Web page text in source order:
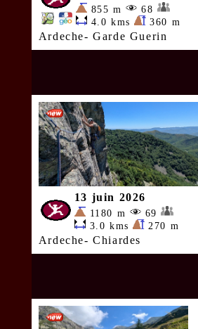
855 m
68
4.0 kms
360 m
Ardeche- Garde Guerin
13 juin 2026
1180 m
69
3.0 kms
270 m
Ardeche- Chiardes